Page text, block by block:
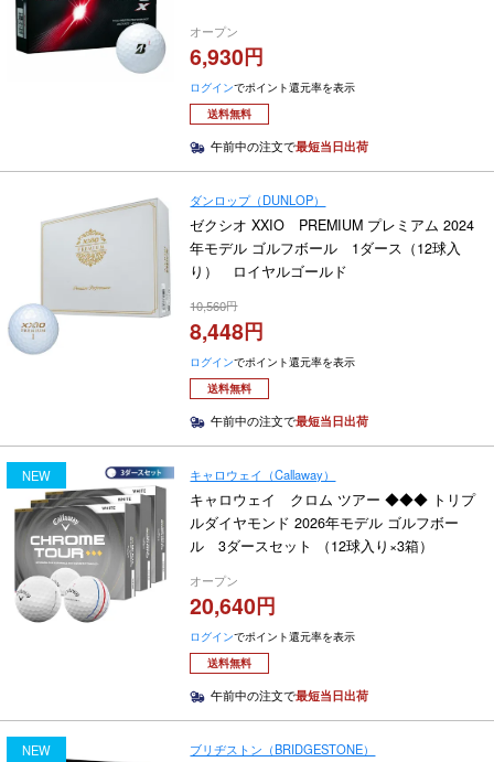
オープン
6,930
ログインでポイント還元率を表示
送料無料
午前中の注文で最短当日出荷
ダンロップ（DUNLOP）
ゼクシオ XXIO PREMIUM プレミアム 2024
年モデル ゴルフボール 1ダース（12球入
り） ロイヤルゴールド
10,560
8,448
ログインでポイント還元率を表示
送料無料
午前中の注文で最短当日出荷
NEW キャロウェイ（Callaway）
キャロウェイ クロム ツアー ◆◆◆ トリプ
ルダイヤモンド 2026年モデル ゴルフボー
ル 3ダースセット （12球入り×3箱）
オープン
20,640
ログインでポイント還元率を表示
送料無料
午前中の注文で最短当日出荷
NEW ブリヂストン（BRIDGESTONE）